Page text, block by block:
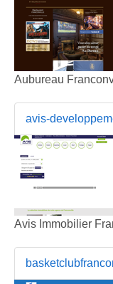
Aubureau
avis-
Avis Immobilier